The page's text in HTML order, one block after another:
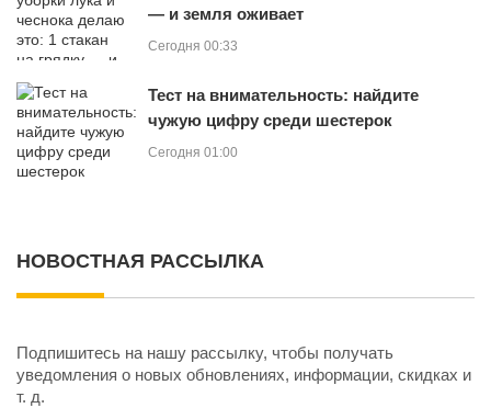
— и земля оживает
Сегодня 00:33
Тест на внимательность: найдите
чужую цифру среди шестерок
Сегодня 01:00
НОВОСТНАЯ РАССЫЛКА
Подпишитесь на нашу рассылку, чтобы получать
уведомления о новых обновлениях, информации, скидках и
т. д.